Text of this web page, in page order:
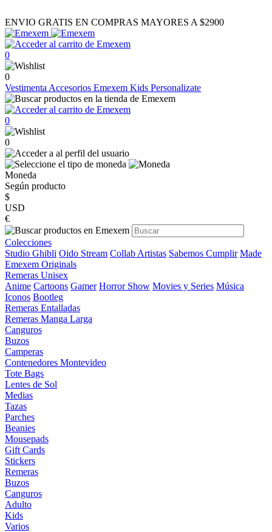
ENVIO GRATIS EN COMPRAS MAYORES A $2900
0
0
Vestimenta Accesorios Emexem Kids Personalizate
0
0
Moneda
Según producto
$
USD
€
Colecciones
Studio Ghibli Oido Stream Collab Artistas Sabemos Cumplir Made
Emexem Originals
Remeras Unisex
Anime Cartoons Gamer Horror Show Movies y Series Música
Iconos Bootleg
Remeras Entalladas
Remeras Manga Larga
Canguros
Buzos
Camperas
Contenedores Montevideo
Tote Bags
Lentes de Sol
Medias
Tazas
Parches
Beanies
Mousepads
Gift Cards
Stickers
Remeras
Buzos
Canguros
Adulto
Kids
Varios